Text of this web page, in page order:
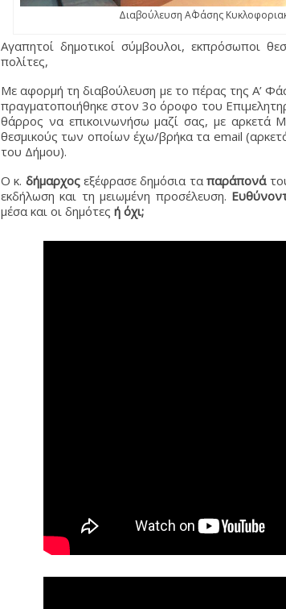
Διαβούλευση Α΄Φάσης
Αγαπητοί δημοτικοί σύμβουλοι, εκπρόσωποι
πολίτες,
Με αφορμή τη διαβούλευση με το πέρας της Α’
πραγματοποιήθηκε στον 3ο όροφο του
θάρρος να επικοινωνήσω μαζί σας, με αρκετά
θεσμικούς των οποίων έχω/βρήκα τα email
του Δήμου).
Ο κ. δήμαρχοςεξέφρασε δημόσια ταπαράπονά
εκδήλωση και τη μειωμένη προσέλευση.
μέσα και οι δημότεςή όχι;